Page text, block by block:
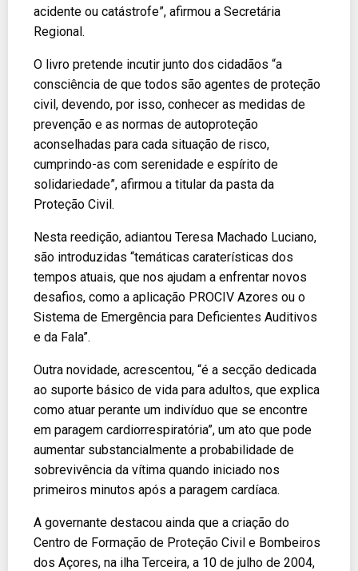
acidente ou catástrofe”, afirmou a Secretária
Regional.
O livro pretende incutir junto dos cidadãos “a
consciência de que todos são agentes de proteção
civil, devendo, por isso, conhecer as medidas de
prevenção e as normas de autoproteção
aconselhadas para cada situação de risco,
cumprindo-as com serenidade e espírito de
solidariedade”, afirmou a titular da pasta da
Proteção Civil.
Nesta reedição, adiantou Teresa Machado Luciano,
são introduzidas “temáticas caraterísticas dos
tempos atuais, que nos ajudam a enfrentar novos
desafios, como a aplicação PROCIV Azores ou o
Sistema de Emergência para Deficientes Auditivos
e da Fala”.
Outra novidade, acrescentou, “é a secção dedicada
ao suporte básico de vida para adultos, que explica
como atuar perante um indivíduo que se encontre
em paragem cardiorrespiratória”, um ato que pode
aumentar substancialmente a probabilidade de
sobrevivência da vítima quando iniciado nos
primeiros minutos após a paragem cardíaca.
A governante destacou ainda que a criação do
Centro de Formação de Proteção Civil e Bombeiros
dos Açores, na ilha Terceira, a 10 de julho de 2004,